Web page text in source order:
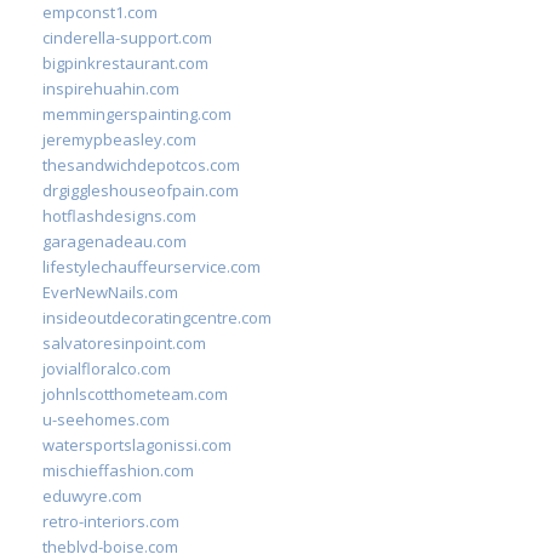
empconst1.com
cinderella-support.com
bigpinkrestaurant.com
inspirehuahin.com
memmingerspainting.com
jeremypbeasley.com
thesandwichdepotcos.com
drgiggleshouseofpain.com
hotflashdesigns.com
garagenadeau.com
lifestylechauffeurservice.com
EverNewNails.com
insideoutdecoratingcentre.com
salvatoresinpoint.com
jovialfloralco.com
johnlscotthometeam.com
u-seehomes.com
watersportslagonissi.com
mischieffashion.com
eduwyre.com
retro-interiors.com
theblvd-boise.com